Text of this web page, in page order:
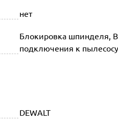
нет
Блокировка шпинделя,
подключения к пылесосу
DEWALT